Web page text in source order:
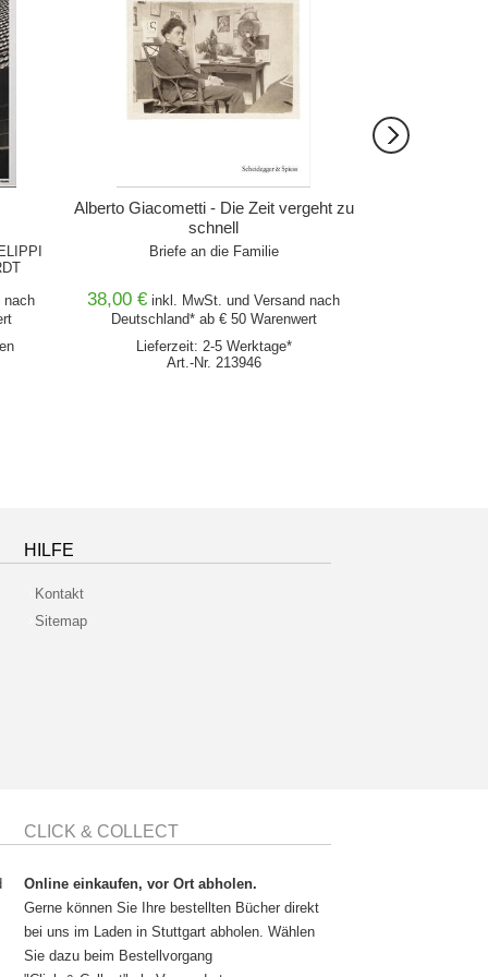
nach
Alberto Giacometti - Die Zeit vergeht zu
schnell
Briefe an die Familie
38,00 € inkl. MwSt. und Versand nach
Deutschland* ab € 50 Warenwert
Lieferzeit: 2-5 Werktage*
Art.-Nr. 213946
HILFE
Kontakt
Sitemap
CLICK & COLLECT
Online einkaufen, vor Ort abholen.
Gerne können Sie Ihre bestellten Bücher direkt
bei uns im Laden in Stuttgart abholen. Wählen
Sie dazu beim Bestellvorgang